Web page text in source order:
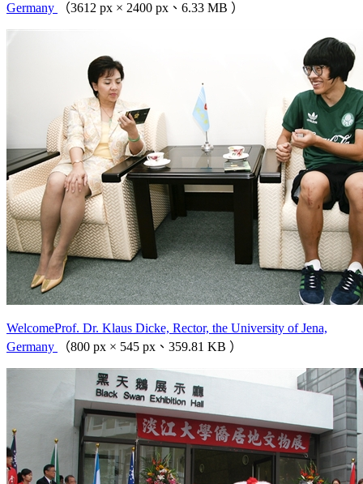
Germany （3612 px × 2400 px、6.33 MB ）
WelcomeProf. Dr. Klaus Dicke, Rector, the University of Jena,
Germany
（800 px × 545 px、359.81 KB ）